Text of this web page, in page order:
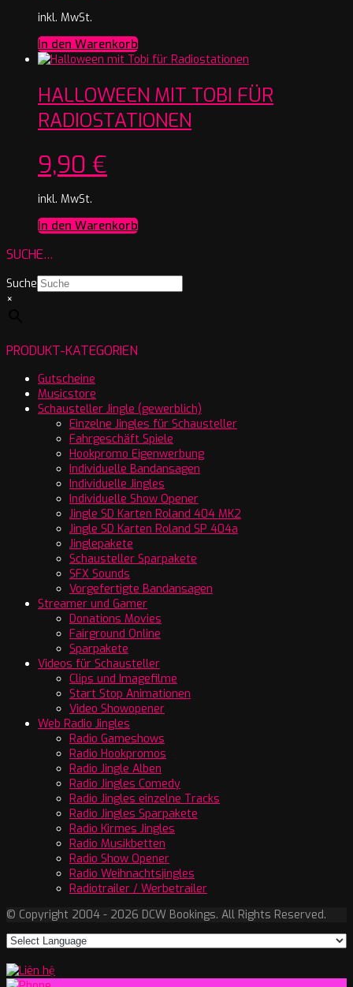
inkl. MwSt.
In den Warenkorb
HALLOWEEN MIT TOBI FÜR
RADIOSTATIONEN
9,90 €
inkl. MwSt.
In den Warenkorb
SUCHE…
Suche
×
PRODUKT-KATEGORIEN
Gutscheine
Musicstore
Schausteller Jingle (gewerblich)
Einzelne Jingles für Schausteller
Fahrgeschäft Spiele
Hookpromo Eigenwerbung
Individuelle Bandansagen
Individuelle Jingles
Individuelle Show Opener
Jingle SD Karten Roland 404 MK2
Jingle SD Karten Roland SP 404a
Jinglepakete
Schausteller Sparpakete
SFX Sounds
Vorgefertigte Bandansagen
Streamer und Gamer
Donations Movies
Fairground Online
Sparpakete
Videos für Schausteller
Clips und Imagefilme
Start Stop Animationen
Video Showopener
Web Radio Jingles
Radio Gameshows
Radio Hookpromos
Radio Jingle Alben
Radio Jingles Comedy
Radio Jingles einzelne Tracks
Radio Jingles Sparpakete
Radio Kirmes Jingles
Radio Musikbetten
Radio Show Opener
Radio Weihnachtsjingles
Radiotrailer / Werbetrailer
© Copyright 2004 - 2026 DCW Bookings. All Rights Reserved.